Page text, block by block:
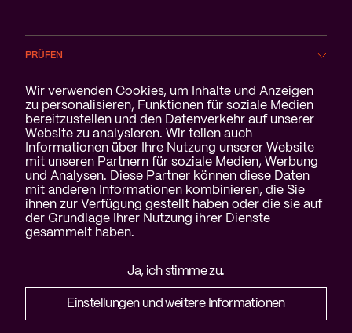
Cookie-Benachrichtigung
Wir verwenden Cookies, um Inhalte und Anzeigen
zu personalisieren, Funktionen für soziale Medien
bereitzustellen und den Datenverkehr auf unserer
Website zu analysieren. Wir teilen auch
Informationen über Ihre Nutzung unserer Website
mit unseren Partnern für soziale Medien, Werbung
und Analysen. Diese Partner können diese Daten
mit anderen Informationen kombinieren, die Sie
ihnen zur Verfügung gestellt haben oder die sie auf
der Grundlage Ihrer Nutzung ihrer Dienste
gesammelt haben.
Einstellungen und weitere Informationen
Ja, ich stimme zu.
PRÜFEN
BRANCHEN
SERVICE
ÜBER UNS
Haftungsausschluss &
Datenschutzerklärung
Cookies